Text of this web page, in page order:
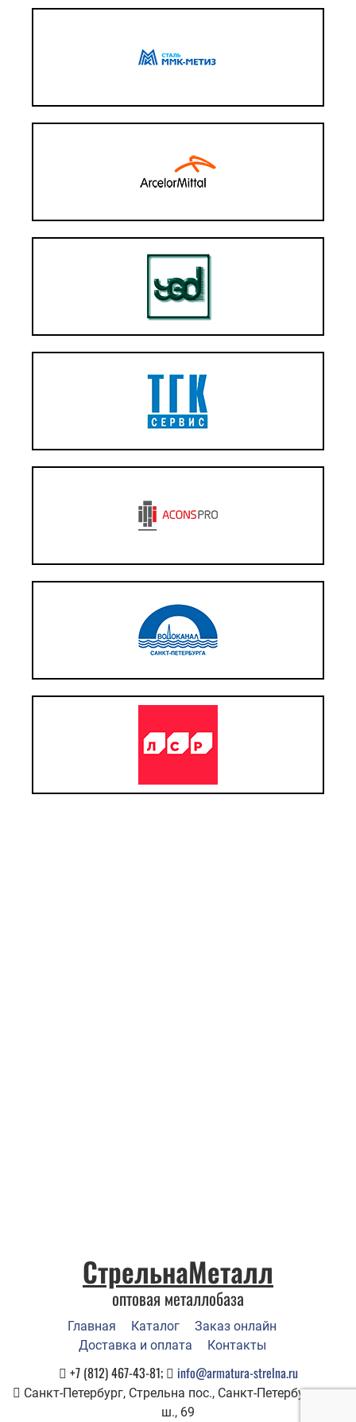
СтрельнаМеталл
оптовая металлобаза
Главная Каталог
Заказ онлайн
Доставка и оплата
Контакты
+7 (812) 467-43-81; info@armatura-strelna.ru
Санкт-Петербург, Стрельна пос., Санкт-Петербургское
ш., 69